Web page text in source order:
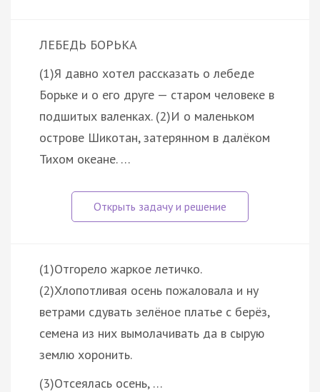
ЛЕБЕДЬ БОРЬКА
(1)Я давно хотел рассказать о лебеде
Борьке и о его друге — старом человеке в
подшитых валенках. (2)И о маленьком
острове Шикотан, затерянном в далёком
Тихом океане. …
(1)Отгорело жаркое летичко.
(2)Хлопотливая осень пожаловала и ну
ветрами сдувать зелёное платье с берёз,
семена из них вымолачивать да в сырую
землю хоронить.
(3)Отсеялась осень, …